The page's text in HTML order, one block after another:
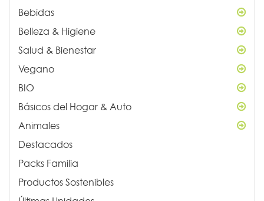
Bebidas
Belleza & Higiene
Salud & Bienestar
Vegano
BIO
Básicos del Hogar & Auto
Animales
Destacados
Packs Familia
Productos Sostenibles